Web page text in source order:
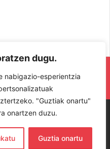
dugu.
nabigazio-esperientzia
"Guztiak onartu"
onartzen duzu.
Guztia onartu
¡LOS JUGADORES